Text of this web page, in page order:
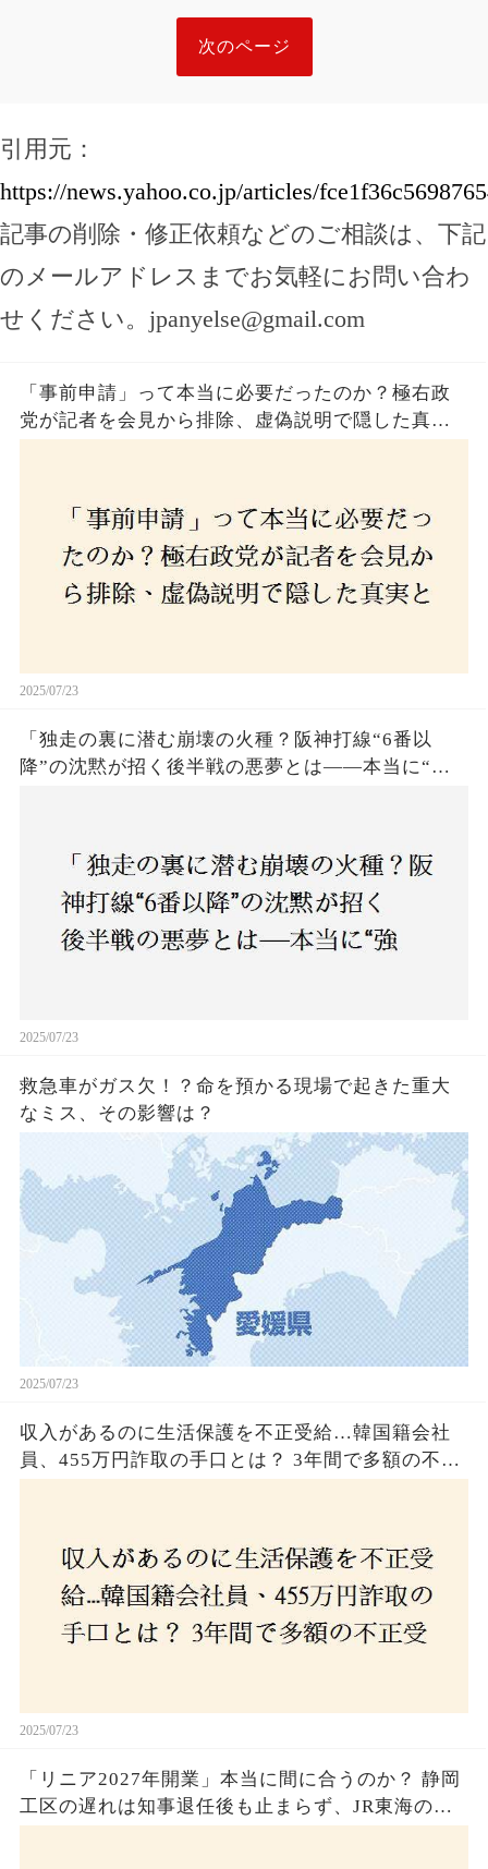
次のページ
引用元：
https://news.yahoo.co.jp/articles/
記事の削除・修正依頼などのご相談は、下記
のメールアドレスまでお気軽にお問い合わ
せください。 jpanyelse@gmail.com
「事前申請」って本当に必要だったのか？極右政
党が記者を会見から排除、虚偽説明で隠した真実
2025/07/23
「独走の裏に潜む崩壊の火種？阪神打線“6番以
降”の沈黙が招く後半戦の悪夢とは——本当に“強
2025/07/23
救急車がガス欠！？命を預かる現場で起きた重大
なミス、その影響は？
2025/07/23
収入があるのに生活保護を不正受給…韓国籍会社
員、455万円詐取の手口とは？ 3年間で多額の不正
2025/07/23
「リニア2027年開業」本当に間に合うのか？ 静岡
工区の遅れは知事退任後も止まらず、JR東海のず